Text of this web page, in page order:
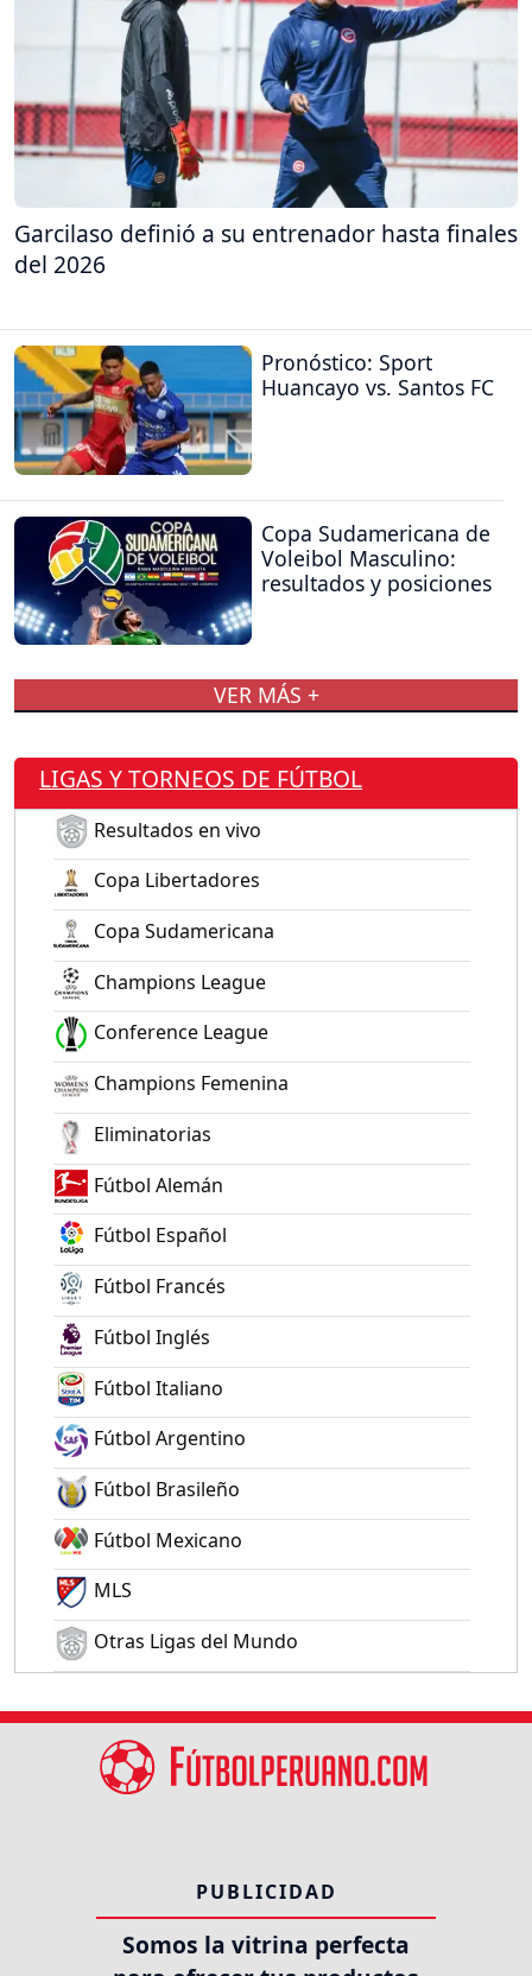
Garcilaso definió a su entrenador hasta finales
del 2026
Pronóstico: Sport
Huancayo vs. Santos FC
Copa Sudamericana de
Voleibol Masculino:
resultados y posiciones
VER MÁS +
LIGAS Y TORNEOS DE FÚTBOL
Resultados en vivo
Copa Libertadores
Copa Sudamericana
Champions League
Conference League
Champions Femenina
Eliminatorias
Fútbol Alemán
Fútbol Español
Fútbol Francés
Fútbol Inglés
Fútbol Italiano
Fútbol Argentino
Fútbol Brasileño
Fútbol Mexicano
MLS
Otras Ligas del Mundo
PUBLICIDAD
Somos la vitrina perfecta